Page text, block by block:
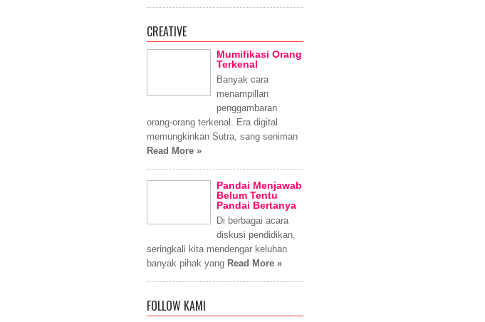
CREATIVE
Mumifikasi Orang
Terkenal
Banyak cara
menampillan
penggambaran
orang-orang terkenal. Era digital
memungkinkan Sutra, sang seniman
Read More »
Pandai Menjawab
Belum Tentu
Pandai Bertanya
Di berbagai acara
diskusi pendidikan,
seringkali kita mendengar keluhan
banyak pihak yang Read More »
FOLLOW KAMI